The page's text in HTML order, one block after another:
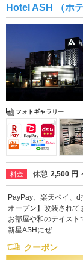
Hotel ASH （ホ
フォトギャラリー
料金 休憩 2,500 円
PayPay、楽天ペイ、
オープン】改装され
お部屋や和のテイスト
新星ASHにぜ...
クーポン